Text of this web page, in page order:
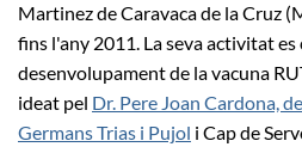
Martinez de Caravaca de la Cruz
fins l'any 2011. La seva activitat es
desenvolupament de la vacuna
ideat pel Dr. Pere Joan Cardona,
Germans Trias i Pujol i Cap de